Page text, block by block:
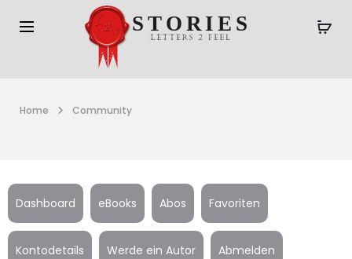
Home Community
Dashboard eBooks Abos Favoriten
Kontodetails Werde ein Autor Abmelden